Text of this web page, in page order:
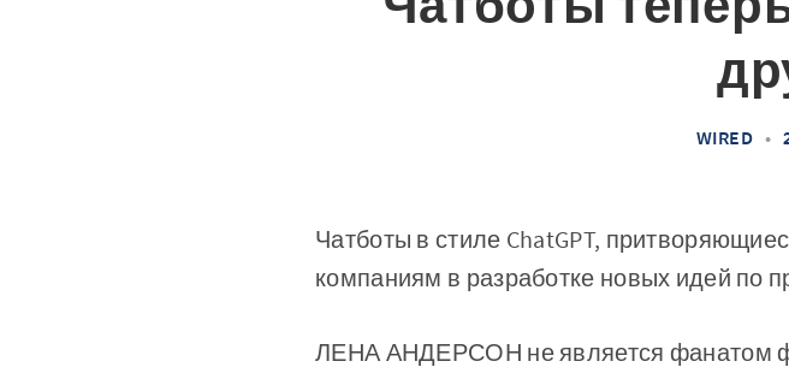
WIRED •
Чатботы в стиле ChatGPT,
компаниям в разработке новых идей по
ЛЕНА АНДЕРСОН не является фанатом